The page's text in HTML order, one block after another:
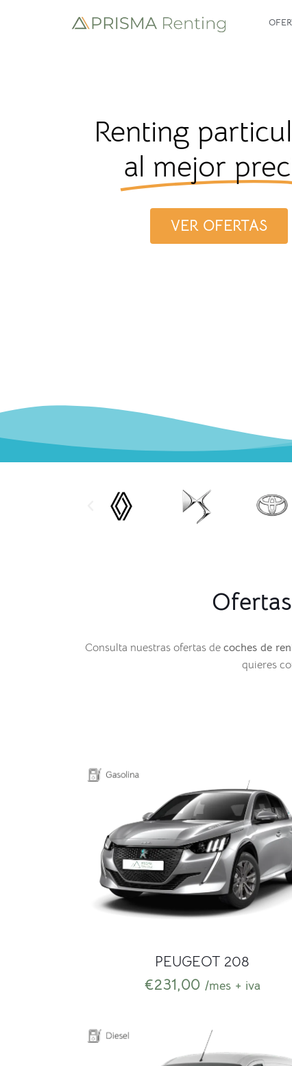
Renting
al mejor
VER OFERTAS
Consulta nuestras ofertas de coches de
quieres
PEUGEOT 208
€231,00 /mes + iva